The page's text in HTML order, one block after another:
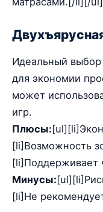
Идеальный
для экономии
может
игр.
Плюсы:
[li]Возможность
[li]Поддерживает
Минусы:
[li]Не